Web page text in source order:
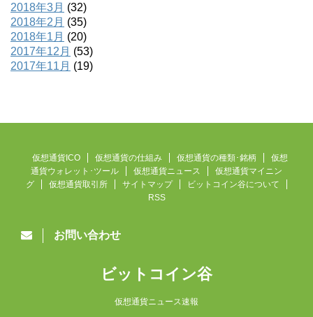
2018年3月 (32)
2018年2月 (35)
2018年1月 (20)
2017年12月 (53)
2017年11月 (19)
仮想通貨ICO 仮想通貨の仕組み 仮想通貨の種類･銘柄
仮想
通貨ウォレット･ツール
仮想通貨ニュース
仮想通貨マイニン
グ
仮想通貨取引所 サイトマップ
ビットコイン谷について
RSS
お問い合わせ
ビットコイン谷
仮想通貨ニュース速報